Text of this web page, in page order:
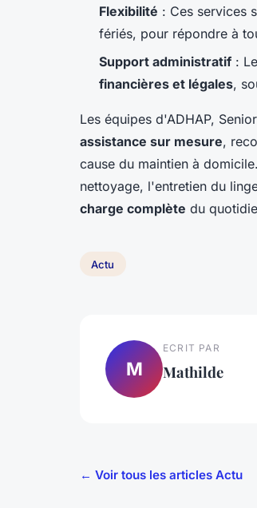
Flexibilité : Ces services
fériés, pour répondre à
Support administratif :
financières et légales,
Les équipes d'ADHAP,
assistance sur mesure,
cause du maintien à
nettoyage, l'entretien du
charge complète du
Actu
M
ECRIT PAR
Mathilde
← Voir tous les articles Actu